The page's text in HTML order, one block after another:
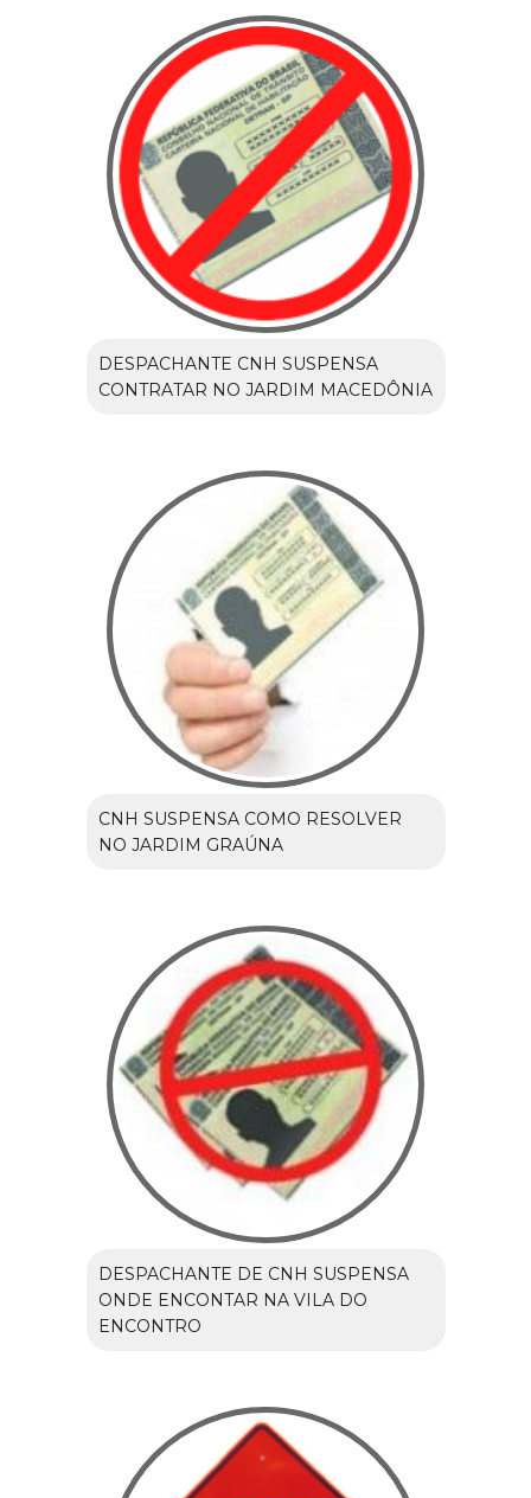
DESPACHANTE CNH SUSPENSA
CONTRATAR NO JARDIM MACEDÔNIA
CNH SUSPENSA COMO RESOLVER
NO JARDIM GRAÚNA
DESPACHANTE DE CNH SUSPENSA
ONDE ENCONTAR NA VILA DO
ENCONTRO